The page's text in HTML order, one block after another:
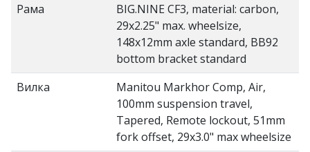
Рама
BIG.NINE CF3, material: carbon,
29x2.25" max. wheelsize,
148x12mm axle standard, BB92
bottom bracket standard
Вилка
Manitou Markhor Comp, Air,
100mm suspension travel,
Tapered, Remote lockout, 51mm
fork offset, 29x3.0" max wheelsize